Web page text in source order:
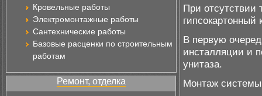
Кровельные работы
Электромонтажные работы
Сантехнические работы
Базовые расценки по строительным
работам
Ремонт, отделка
При отсутствии
гипсокартонный
В первую
инсталляции и
унитаза.
Монтаж